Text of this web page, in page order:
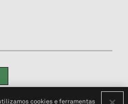
cookies e ferramentas